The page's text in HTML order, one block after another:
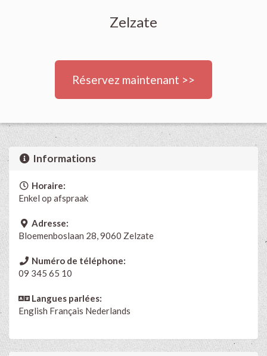
Zelzate
Réservez maintenant >>
Informations
Horaire:
Enkel op afspraak
Adresse:
Bloemenboslaan 28, 9060 Zelzate
Numéro de téléphone:
09 345 65 10
Langues parlées:
English Français Nederlands